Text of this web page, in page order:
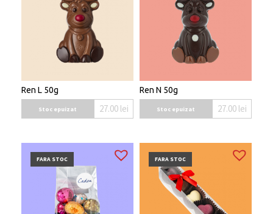
Ren L 50g
Stoc epuizat 27.00 lei
Ren N 50g
Stoc epuizat 27.00 lei
FARA STOC FARA STOC